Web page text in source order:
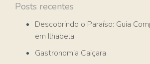
Posts recentes
Descobrindo o Paraíso: Guia
em Ilhabela
Gastronomia Caiçara